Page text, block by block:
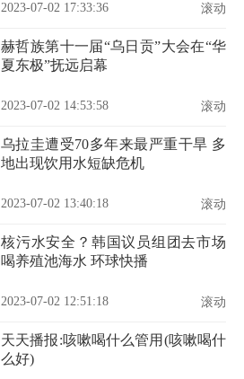
2023-07-02 17:33:36 滚动
赫哲族第十一届“乌日贡”大会在“华
夏东极”抚远启幕
2023-07-02 14:53:58 滚动
乌拉圭遭受70多年来最严重干旱 多
地出现饮用水短缺危机
2023-07-02 13:40:18 滚动
核污水安全？韩国议员组团去市场
喝养殖池海水 环球快播
2023-07-02 12:51:18 滚动
天天播报:咳嗽喝什么管用(咳嗽喝什
么好)